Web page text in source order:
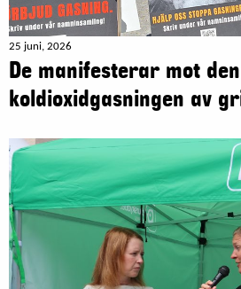
25 juni, 2026
De manifesterar mot
koldioxidgasningen av